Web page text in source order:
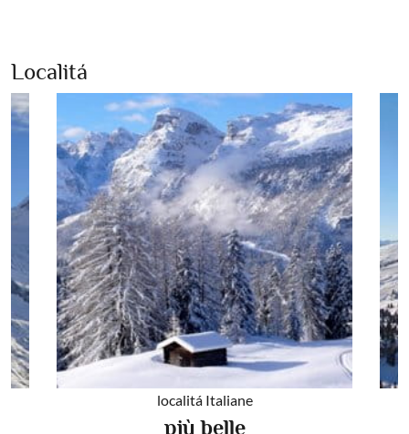
Localitá
localitá Italiane
più belle